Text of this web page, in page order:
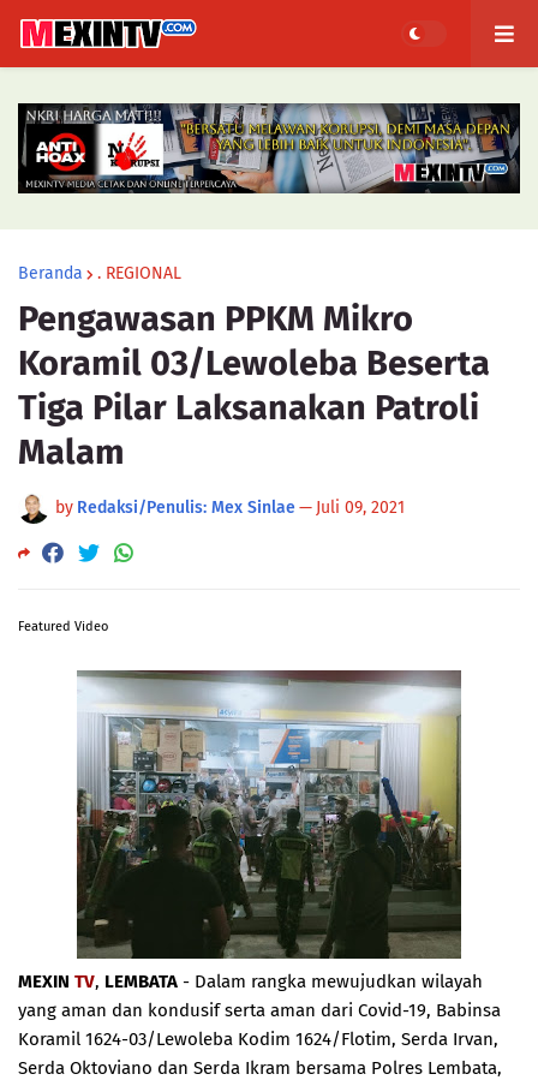
Beranda . REGIONAL
Pengawasan PPKM Mikro
Koramil 03/Lewoleba Beserta
Tiga Pilar Laksanakan Patroli
Malam
by Redaksi/Penulis: Mex Sinlae— Juli 09, 2021
Featured Video
MEXIN TV, LEMBATA - Dalam rangka mewujudkan wilayah
yang aman dan kondusif serta aman dari Covid-19, Babinsa
Koramil 1624-03/Lewoleba Kodim 1624/Flotim, Serda Irvan,
Serda Oktoviano dan Serda Ikram bersama Polres Lembata,